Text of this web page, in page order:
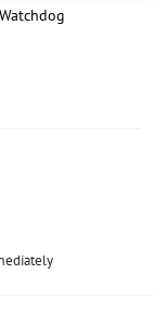
Watchdog